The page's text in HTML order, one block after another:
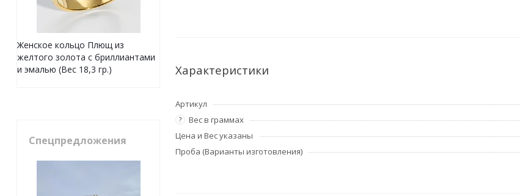
Характеристики
Артикул
? Вес в граммах
Цена и Вес указаны
Проба (Варианты изготовления)
Женское кольцо Плющ из
желтого золота с бриллиантами
и эмалью (Вес 18,3 гр.)
Спецпредложения